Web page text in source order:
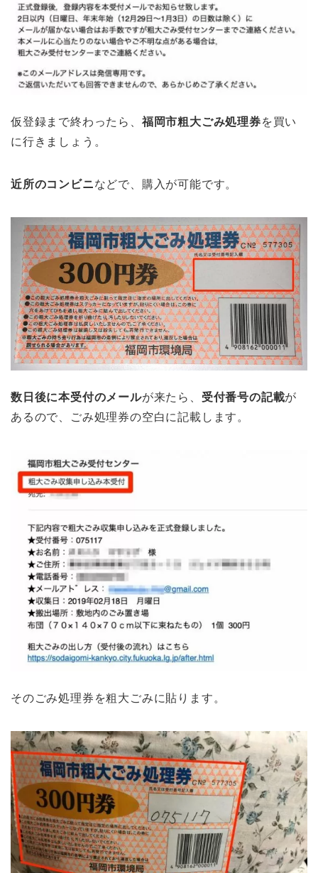
仮登録まで終わったら、 福岡市粗大ごみ処理券を買い
に行きましょう。
近所のコンビニなどで、購入が可能です。
数日後に本受付のメールが来たら、 受付番号の記載が
あるので、ごみ処理券の空白に記載します。
そのごみ処理券を粗大ごみに貼ります。